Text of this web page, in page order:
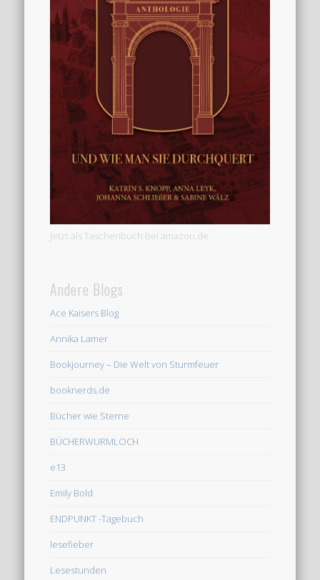
Jetzt als Taschenbuch bei amazon.de
Andere Blogs
Ace Kaisers Blog
Annika Lamer
Bookjourney – Die Welt von Sturmfeuer
booknerds.de
Bücher wie Sterne
BÜCHERWURMLOCH
e13
Emily Bold
ENDPUNKT -Tagebuch
lesefieber
Lesestunden